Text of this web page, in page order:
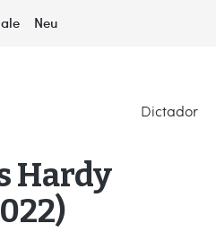
Neu
Dictador
Hardy